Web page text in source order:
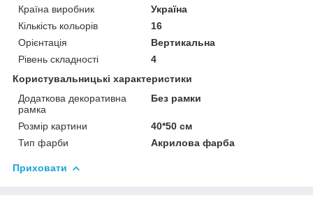
Країна виробник
Україна
Кількість кольорів
16
Орієнтація
Вертикальна
Рівень складності
4
Користувальницькі характеристики
Додаткова декоративна
рамка
Без рамки
Розмір картини
40*50 см
Тип фарби
Акрилова фарба
Приховати